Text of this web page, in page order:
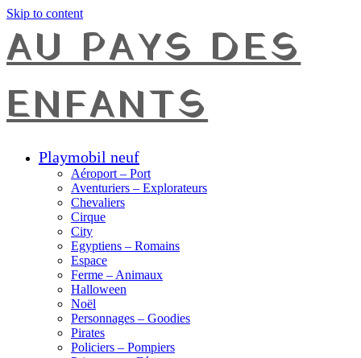
Skip to content
AU PAYS DES
ENFANTS
Playmobil neuf
Aéroport – Port
Aventuriers – Explorateurs
Chevaliers
Cirque
City
Egyptiens – Romains
Espace
Ferme – Animaux
Halloween
Noël
Personnages – Goodies
Pirates
Policiers – Pompiers